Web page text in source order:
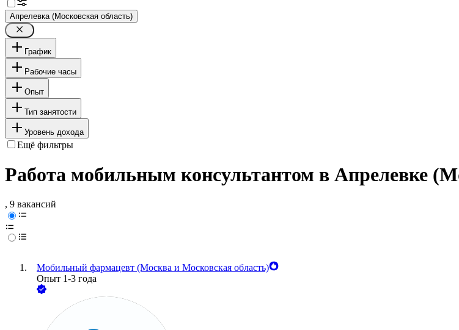
Апрелевка (Московская область)
График
Рабочие часы
Опыт
Тип занятости
Уровень дохода
Ещё фильтры
Работа мобильным консультантом в Апрелевке
, 9 вакансий
Мобильный фармацевт (Москва и Московская область)
Опыт 1-3 года